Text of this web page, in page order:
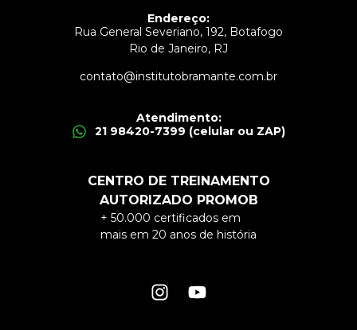
Endereço:
Rua General Severiano, 192, Botafogo
Rio de Janeiro, RJ
contato@institutobramante.com.br
Atendimento:
21 98420-7399 (celular ou ZAP)
CENTRO DE TREINAMENTO
AUTORIZADO PROMOB
+ 50.000 certificados em
mais em 20 anos de história